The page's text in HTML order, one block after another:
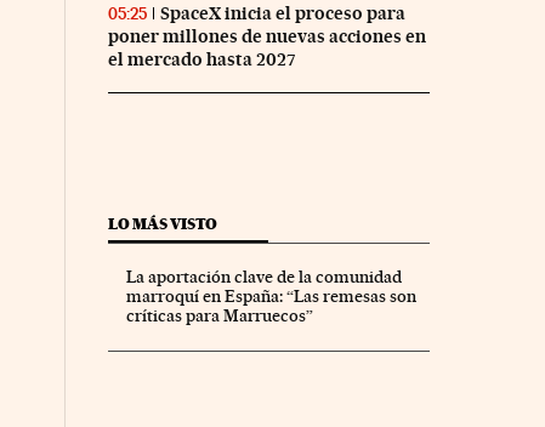
05:25
SpaceX inicia el proceso para
poner millones de nuevas acciones en
el mercado hasta 2027
LO MÁS VISTO
La aportación clave de la comunidad
marroquí en España: “Las remesas son
críticas para Marruecos”